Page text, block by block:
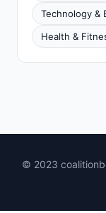
Technology &
Health &
© 2023